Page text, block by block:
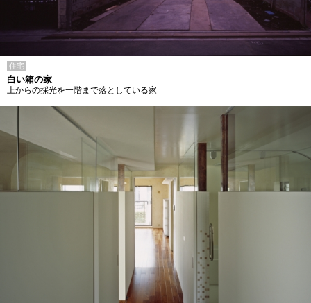
住宅
白い箱の家
上からの採光を一階まで落としている家